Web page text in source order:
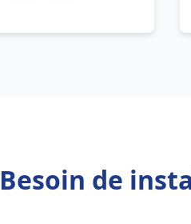
Besoin de